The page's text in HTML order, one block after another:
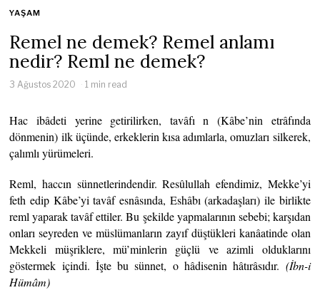
YAŞAM
Remel ne demek? Remel anlamı
nedir? Reml ne demek?
3 Ağustos 2020 1 min read
Hac ibâdeti yerine getirilirken, tavâfı n (Kâbe’nin etrâfında
dönmenin) ilk üçünde, erkeklerin kısa adımlarla, omuzları silkerek,
çalımlı yürümeleri.
Reml, haccın sünnetlerindendir. Resûlullah efendimiz, Mekke’yi
feth edip Kâbe’yi tavâf esnâsında, Eshâbı (arkadaşları) ile birlikte
reml yaparak tavâf ettiler. Bu şekilde yapmalarının sebebi; karşıdan
onları seyreden ve müslümanların zayıf düştükleri kanâatinde olan
Mekkeli müşriklere, mü’minlerin güçlü ve azimli olduklarını
göstermek içindi. İşte bu sünnet, o hâdisenin hâtırâsıdır. (İbn-i
Hümâm)